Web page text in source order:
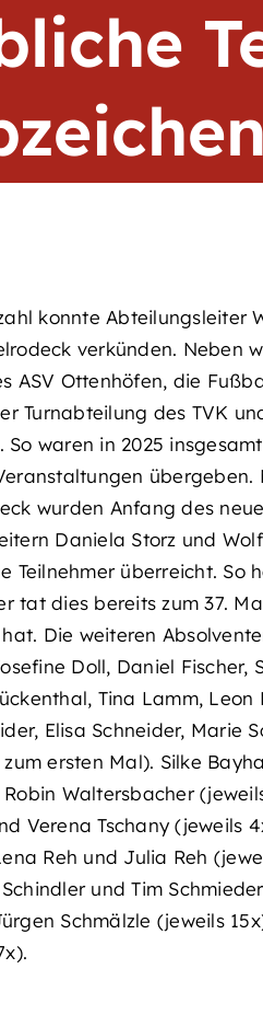
konnte
verkünden. Neben
ASV Ottenhöfen, die
Turnabteilung des TVK
waren in 2025
wurden Anfang des
Daniela Storz und
Teilnehmer überreicht.
tat dies bereits zum 37.
Die weiteren
Doll, Daniel
Tina Lamm,
Elisa Schneider, Marie
ersten Mal). Silke
Waltersbacher
Verena Tschany (jeweils
Reh und Julia Reh
und Tim
Schmälzle (jeweils